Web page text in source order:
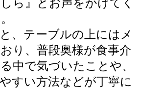
ら』とお声をかけてく
、テーブルの上にはメ
り、普段奥様が食事介
中で気づいたことや、
すい方法などが丁寧に